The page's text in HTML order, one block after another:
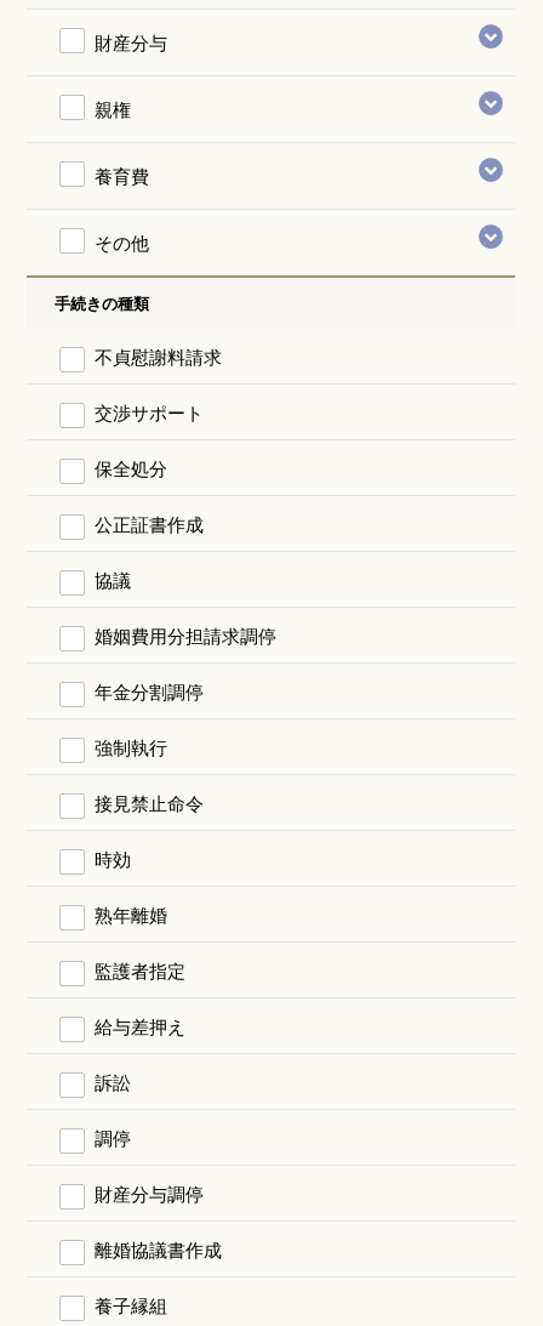
財産分与
親権
養育費
その他
手続きの種類
不貞慰謝料請求
交渉サポート
保全処分
公正証書作成
協議
婚姻費用分担請求調停
年金分割調停
強制執行
接見禁止命令
時効
熟年離婚
監護者指定
給与差押え
訴訟
調停
財産分与調停
離婚協議書作成
養子縁組